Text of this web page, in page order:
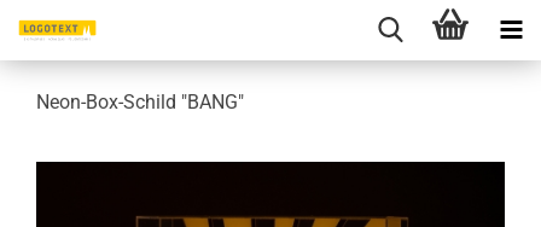
Neon-Box-Schild "BANG"